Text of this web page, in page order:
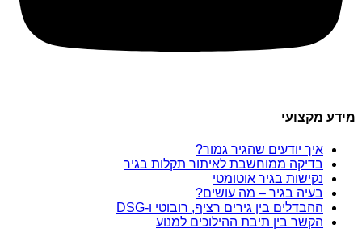
מידע מקצועי
איך יודעים שהגיר גמור?
בדיקה ממוחשבת לאיתור תקלות בגיר
נקישות בגיר אוטומטי
בעיה בגיר – מה עושים?
ההבדלים בין גירים רציף, רובוטי ו-DSG
הקשר בין תיבת ההילוכים למנוע